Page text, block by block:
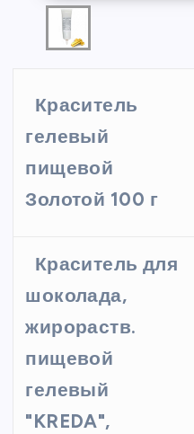
Краситель
гелевый
пищевой
Золотой 100 г
Краситель для
шоколада,
жирораств.
пищевой
гелевый
"KREDA",